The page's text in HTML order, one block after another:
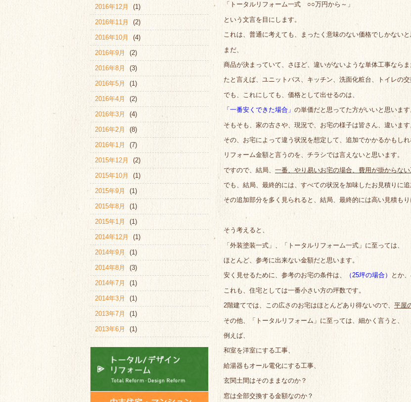
「トータルリフォーム一式 ○○万円から～」
という文言を目にします。
これは、普通に考えても、まったく意味のない価格でしかないと
まだ、
商品が決まっていて、さほど、違いがないような単体工事ならま
たと言えば、ユニットバス、キッチン、洗面化粧台、トイレの交
でも、これにしても、価格として出せるのは、
「一番安くできた場合」 の単価だと思ってた方がいいと思います
そもそも、家の古さや、現況で、お宅の様子は皆さん、違います
その、お宅によって違う状況を想定して、追加でかかるかもしれ
リフォーム金額と言うのを、チラシでは言えないと思います。
ですので、結局、 一番、やり易いお宅の場合、費用が掛からな
でも、結局、最終的には、すべての状況を加味したお見積りに追
その追加部分を多く見られると、結局、最終的には高い見積もり
そう考えると、
「外装塗装一式」、「トータルリフォーム一式」に至っては、
ほとんど、参考に出来ない金額だと思います。
安く見せるために、参考のお宅の条件は、 （25坪の場合） とか
これも、住宅としては一番小さい方の坪数です。
2階建てでは、この広さのお宅はほとんどあり得ないので、 平屋
その他、「トータルリフォーム」に至っては、細かく言うと、
例えば、
和室を洋室にする工事、
給湯器もオール電化にする工事、
玄関土間はそのままなのか？
窓は全部交換する金額なのか？
2016年12月 (1)
2016年11月 (2)
2016年10月 (4)
2016年9月 (2)
2016年8月 (3)
2016年5月 (1)
2016年4月 (2)
2016年3月 (4)
2016年2月 (8)
2016年1月 (7)
2015年12月 (2)
2015年10月 (1)
2015年9月 (1)
2015年8月 (1)
2015年1月 (1)
2014年12月 (1)
2014年9月 (1)
2014年8月 (3)
2014年7月 (1)
2014年3月 (1)
2013年7月 (1)
2013年6月 (1)